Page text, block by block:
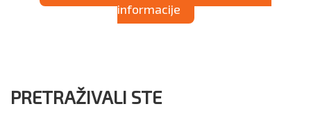
informacije
PRETRAŽIVALI STE